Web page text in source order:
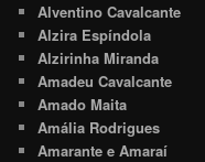
Alventino Cavalcante
Alzira Espíndola
Alzirinha Miranda
Amadeu Cavalcante
Amado Maita
Amália Rodrigues
Amarante e Amaraí